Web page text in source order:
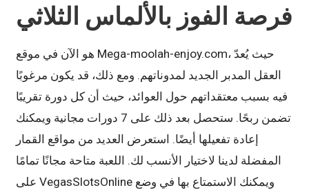
فرصة الفوز بالألماس الثلاثي
هو الآن في موقع Mega-moolah-enjoy.com، حيث يُعدّ
العقل المدبر الجديد لمدوناتهم. ومع ذلك، قد يكون مرغوبًا
فيه بسبب معتقداتهم حول العوائد، حيث أن كل دورة تقريبًا
تضمن ربحًا. ستحصل بعد ذلك على 7 دورات مجانية ويمكنك
إعادة تفعيلها أيضًا. استعرض العديد من مواقع القمار
المفضلة لدينا لاختيار الأنسب لك. اللعبة متاحة مجانًا تمامًا
على VegasSlotsOnline ويمكنك الاستمتاع بها في وضع